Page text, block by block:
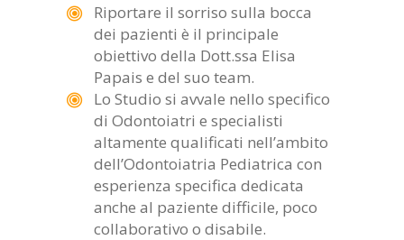
Riportare il sorriso sulla bocca
dei pazienti è il principale
obiettivo della Dott.ssa Elisa
Papais e del suo team.
Lo Studio si avvale nello specifico
di Odontoiatri e specialisti
altamente qualificati nell’ambito
dell’Odontoiatria Pediatrica con
esperienza specifica dedicata
anche al paziente difficile, poco
collaborativo o disabile.